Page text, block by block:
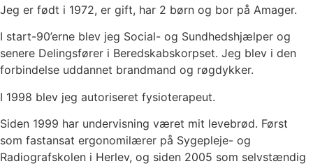
Jeg er født i 1972, er gift, har 2 børn og bor på Amager.
I start-90’erne blev jeg Social- og Sundhedshjælper og
senere Delingsfører i Beredskabskorpset. Jeg blev i den
forbindelse uddannet brandmand og røgdykker.
I 1998 blev jeg autoriseret fysioterapeut.
Siden 1999 har undervisning været mit levebrød. Først
som fastansat ergonomilærer på Sygepleje- og
Radiografskolen i Herlev, og siden 2005 som selvstændig